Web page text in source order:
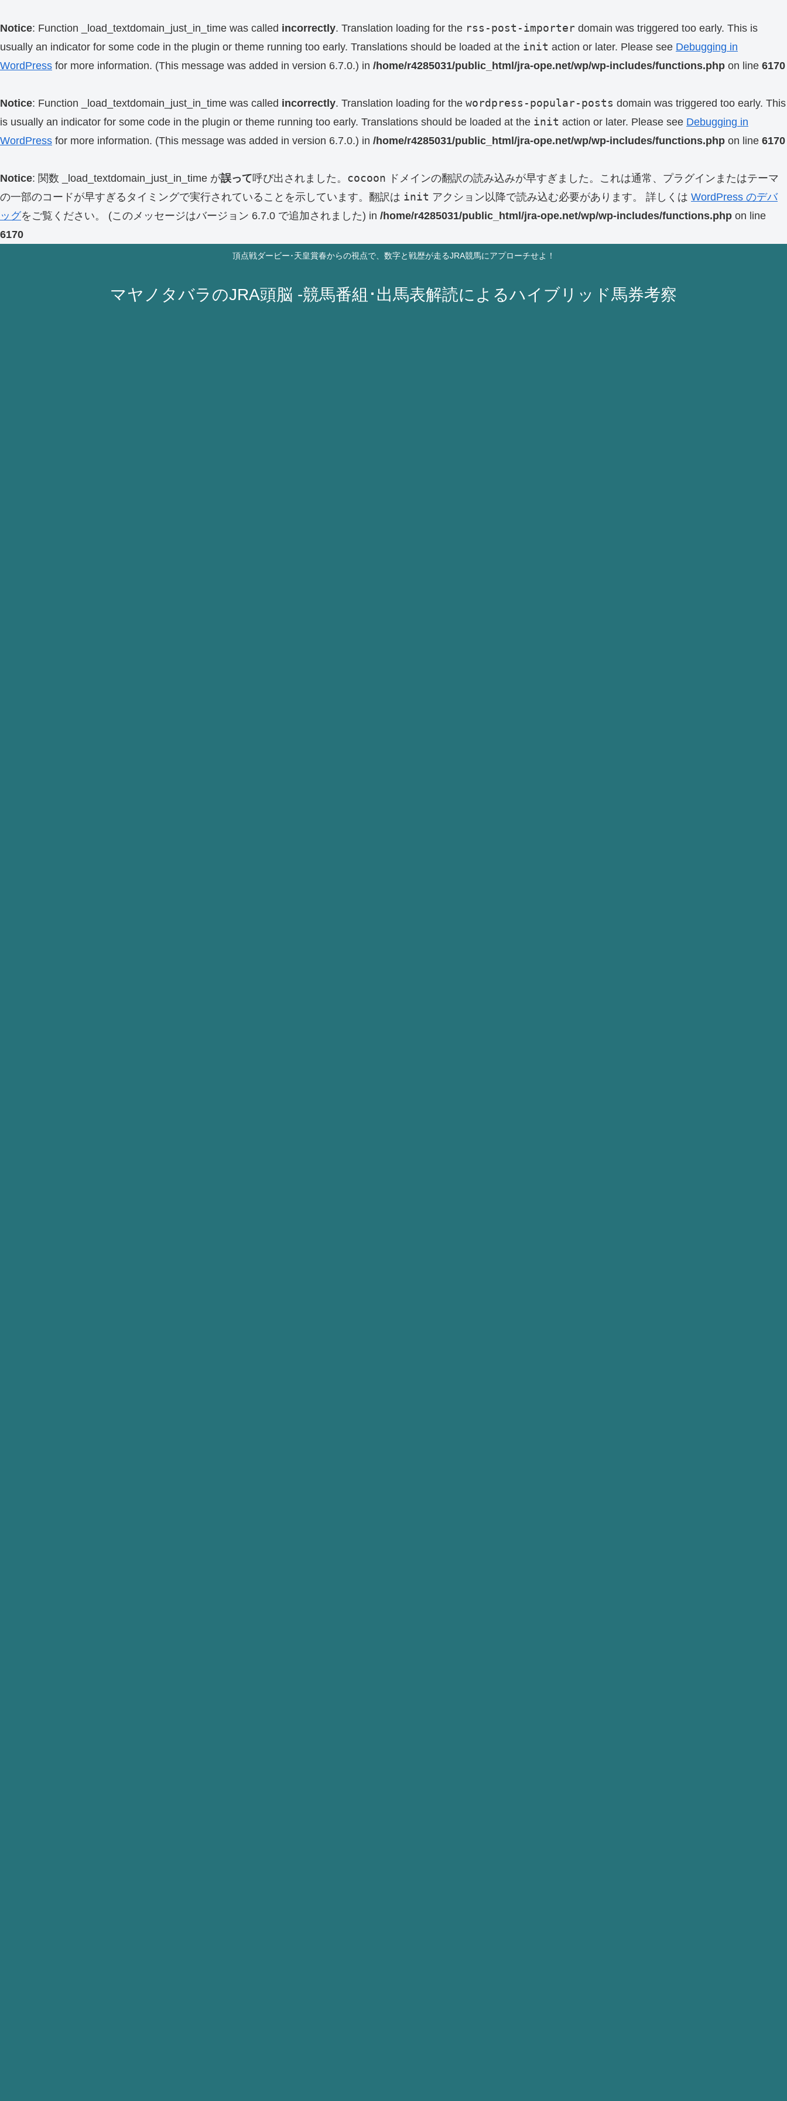
Notice: Function _load_textdomain_just_in_time was called incorrectly. Translation loading for the rss-post-importer domain was triggered too early. This is
usually an indicator for some code in the plugin or theme running too early. Translations should be loaded at the init action or later. Please see Debugging in
WordPress for more information. (This message was added in version 6.7.0.) in /home/r4285031/public_html/jra-ope.net/wp/wp-includes/functions.php on line 6170
Notice: Function _load_textdomain_just_in_time was called incorrectly. Translation loading for the wordpress-popular-posts domain was triggered too early. This
is usually an indicator for some code in the plugin or theme running too early. Translations should be loaded at the init action or later. Please see Debugging in
WordPress for more information. (This message was added in version 6.7.0.) in /home/r4285031/public_html/jra-ope.net/wp/wp-includes/functions.php on line 6170
Notice: 関数 _load_textdomain_just_in_time が誤って呼び出されました。 cocoon ドメインの翻訳の読み込みが早すぎました。これは通常、プラグインまたはテーマ
の一部のコードが早すぎるタイミングで実行されていることを示しています。翻訳は init アクション以降で読み込む必要があります。 詳しくは WordPress のデバ
ッグをご覧ください。 (このメッセージはバージョン 6.7.0 で追加されました) in /home/r4285031/public_html/jra-ope.net/wp/wp-includes/functions.php on line
6170
頂点戦ダービー･天皇賞春からの視点で、数字と戦歴が走るJRA競馬にアプローチせよ！
マヤノタバラのJRA頭脳 -競馬番組･出馬表解読によるハイブリッド馬券考察